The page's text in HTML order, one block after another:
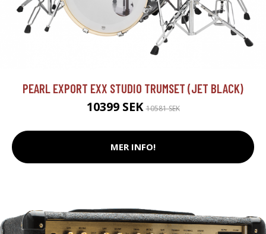
PEARL EXPORT EXX STUDIO TRUMSET (JET BLACK)
10399 SEK10581 SEK
MER INFO!